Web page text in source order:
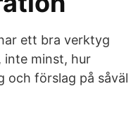
ett bra verktyg
inte minst, hur
och förslag på såväl